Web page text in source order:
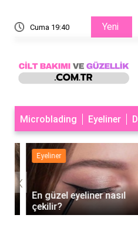
Cuma 19:40 Yeni
Microblading Eyeliner
Eyeliner
En güzel eyeliner nasıl
çekilir?
‹